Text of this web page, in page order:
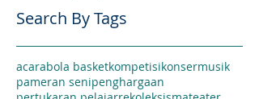
Search By Tags
acarabola basketkompetisikonsermusik
pameran senipenghargaan